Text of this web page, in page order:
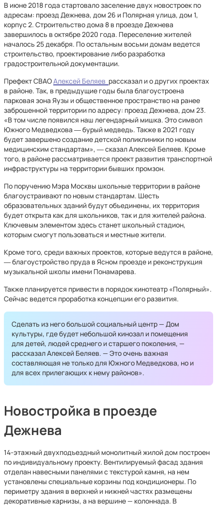
В июне 2018 года стартовало заселение двух новостроек по
адресам: проезд Дежнева, дом 26 и Полярная улица, дом 1,
корпус 2. Строительство дома 8 в проезде Дежнева
завершилось в октябре 2020 года. Переселение жителей
началось 25 декабря. По остальным восьми домам ведется
строительство, проектирование либо разработка
градостроительной документации.
Префект СВАОАлексей Беляев рассказал и о других проектах
в районе. Так, в предыдущие годы была благоустроена
парковая зона Яузы и общественное пространство на ранее
заброшенной территории по адресу: проезд Дежнева, дом 23.
«В том числе появился наш легендарный мишка. Это символ
Южного Медведкова ― бурый медведь. Также в 2021 году
будет завершено создание детской поликлиники по новым
медицинским стандартам», ― сказал Алексей Беляев. Кроме
того, в районе рассматривается проект развития транспортной
инфраструктуры на территории бывших промзон.
По поручению Мэра Москвы школьные территории в районе
благоустраивают по новым стандартам. Шесть
образовательных зданий будут объединены, их территория
будет открыта как для школьников, так и для жителей района.
Ключевым элементом здесь станет школьный стадион,
которым смогут пользоваться и местные жители.
Кроме того, среди важных проектов, которые ведутся в районе,
― благоустройство пруда в Ясном проезде и реконструкция
музыкальной школы имени Понамарева.
Также планируется привести в порядок кинотеатр «Полярный».
Сейчас ведется проработка концепции его развития.
Сделать из него большой социальный центр — Дом
культуры, где будет небольшой кинозал и помещения
для детей, людей среднего и старшего поколения, —
рассказал Алексей Беляев. — Это очень важная
составляющая не только для Южного Медведкова, но и
для всех прилегающих к нему районов».
Новостройка в проезде
Дежнева
14-этажный двухподъездный монолитный жилой дом построен
по индивидуальному проекту. Вентилируемый фасад здания
отделан навесными панелями с текстурой камня, на нем
установлены специальные корзины под кондиционеры. По
периметру здания в верхней и нижней частях размещены
декоративные карнизы, а на вершине — колоннада. В